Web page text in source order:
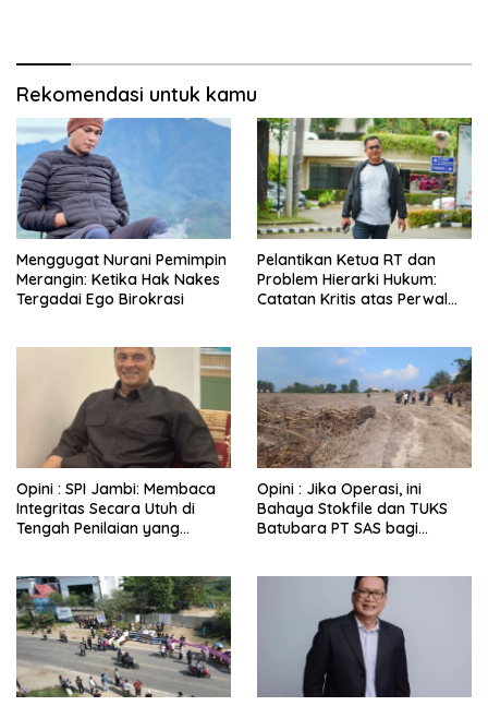
Rekomendasi untuk kamu
Menggugat Nurani Pemimpin
Merangin: Ketika Hak Nakes
Tergadai Ego Birokrasi
Pelantikan Ketua RT dan
Problem Hierarki Hukum:
Catatan Kritis atas Perwal
Opini : SPI Jambi: Membaca
Integritas Secara Utuh di
Tengah Penilaian yang
Opini : Jika Operasi, ini
Bahaya Stokfile dan TUKS
Batubara PT SAS bagi